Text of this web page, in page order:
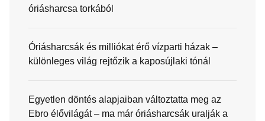
óriásharcsa torkából
Óriásharcsák és milliókat érő vízparti házak –
különleges világ rejtőzik a kaposújlaki tónál
Egyetlen döntés alapjaiban változtatta meg az
Ebro élővilágát – ma már óriásharcsák uralják a